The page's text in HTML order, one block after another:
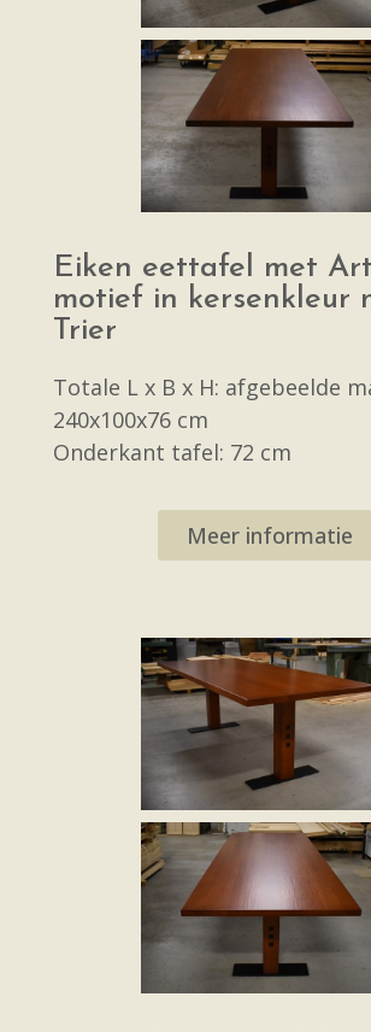
Eiken eettafel met
motief in kersenkleur
Trier
Totale L x B x H: afgebeelde
240x100x76 cm
Onderkant tafel: 72 cm
Meer informatie